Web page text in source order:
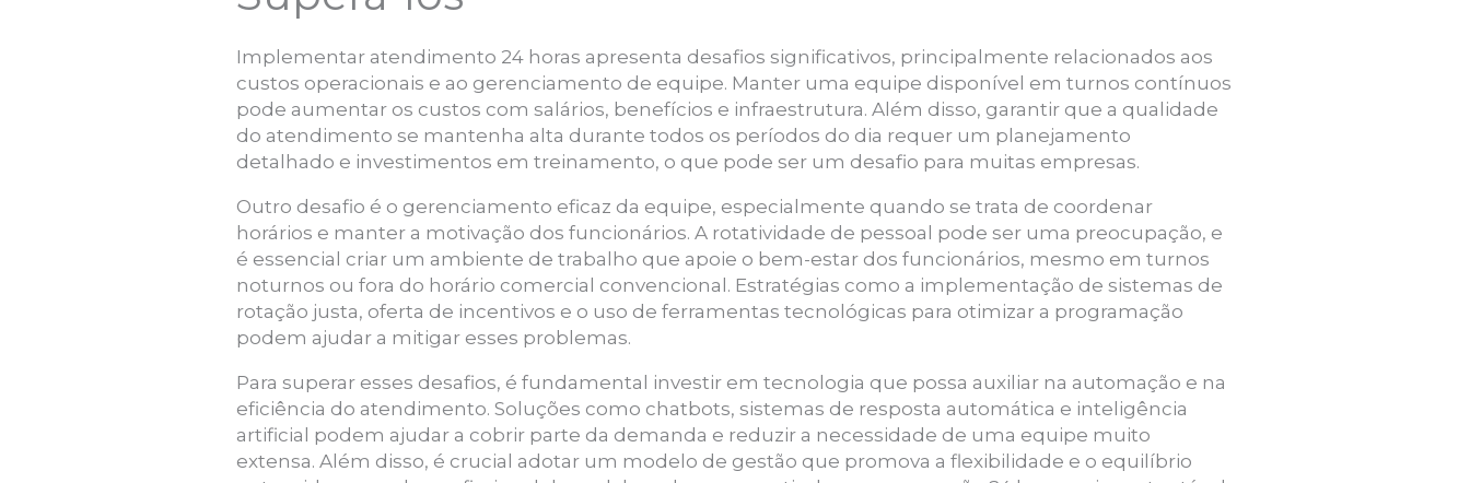
Implementar atendimento 24 horas apresenta desafios significativos, principalmente relacionados aos
custos operacionais e ao gerenciamento de equipe. Manter uma equipe disponível em turnos contínuos
pode aumentar os custos com salários, benefícios e infraestrutura. Além disso, garantir que a qualidade
do atendimento se mantenha alta durante todos os períodos do dia requer um planejamento
detalhado e investimentos em treinamento, o que pode ser um desafio para muitas empresas.
Outro desafio é o gerenciamento eficaz da equipe, especialmente quando se trata de coordenar
horários e manter a motivação dos funcionários. A rotatividade de pessoal pode ser uma preocupação, e
é essencial criar um ambiente de trabalho que apoie o bem-estar dos funcionários, mesmo em turnos
noturnos ou fora do horário comercial convencional. Estratégias como a implementação de sistemas de
rotação justa, oferta de incentivos e o uso de ferramentas tecnológicas para otimizar a programação
podem ajudar a mitigar esses problemas.
Para superar esses desafios, é fundamental investir em tecnologia que possa auxiliar na automação e na
eficiência do atendimento. Soluções como chatbots, sistemas de resposta automática e inteligência
artificial podem ajudar a cobrir parte da demanda e reduzir a necessidade de uma equipe muito
extensa. Além disso, é crucial adotar um modelo de gestão que promova a flexibilidade e o equilíbrio